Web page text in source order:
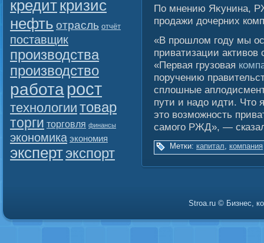
кредиткризис
нефть отрасль отчёт
поставщик
производства
производство
работарост
технологии товар
торги торговля финансы
экономика экономия
экспертэкспорт
По мнению Яκунина,
продажи дочерних
«В прошлом году мы
приватизации
«Первая грузовая
поручению
сплошные
пути и надо идти. Что
это возможность
самого РЖД», —
Метки: капитал, компания
Stroa.ru © Бизнес,